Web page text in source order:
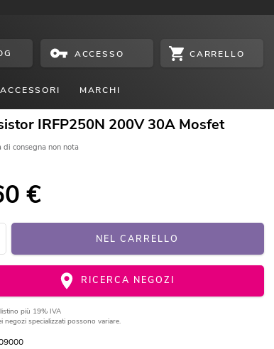
ACCESSO CARRELLO
ACCESSORI MARCHI
IRFP250N 200V 30A Mosfet
di consegna non nota
€
NEL CARRELLO
RICERCA NEGOZI
più 19% IVA
negozi specializzati possono variare.